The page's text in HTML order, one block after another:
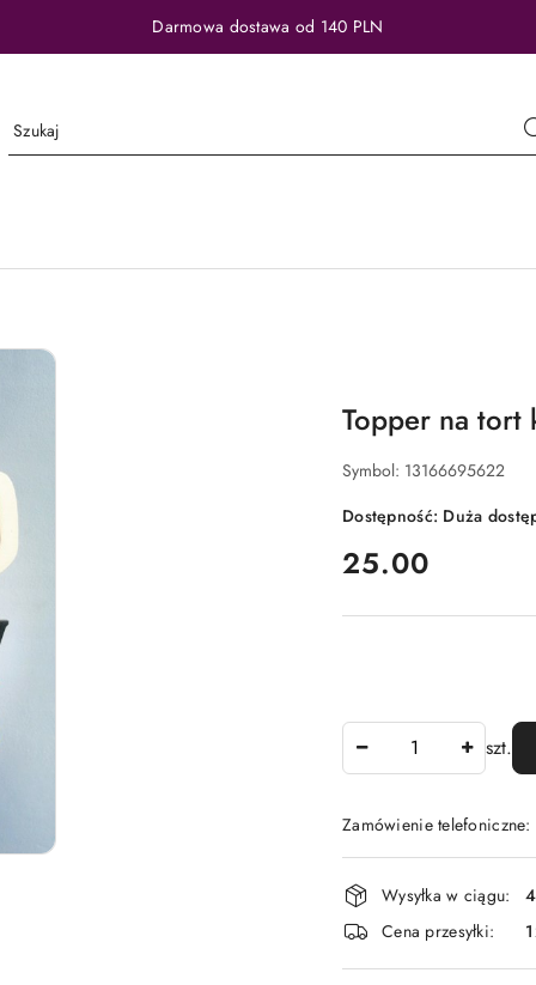
Darmowa dostawa od 140 PLN
Topper na tort
Symbol: 13166695622
Dostępność: Duża
cena:
25.00
szt.
Zamówienie
Dostępność
i
dostawa
Wysyłka w ciągu:
Cena przesyłki: